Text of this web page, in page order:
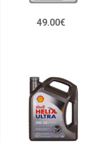
49.00€